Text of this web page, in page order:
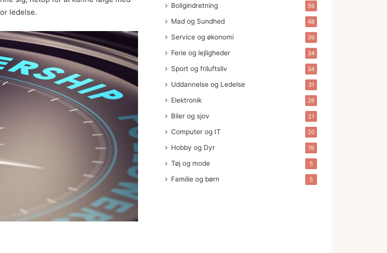
ledelse.
Boligindretning 56
Mad og Sundhed 48
Service og økonomi 39
Ferie og lejligheder 34
Sport og friluftsliv 34
Uddannelse og Ledelse 31
Elektronik 26
Biler og sjov 21
Computer og IT 20
Hobby og Dyr 19
Tøj og mode 5
Familie og børn 5